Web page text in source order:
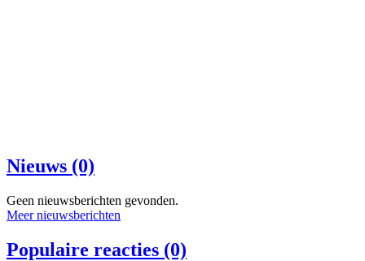
Nieuws (0)
Geen nieuwsberichten gevonden.
Meer nieuwsberichten
Populaire reacties (0)